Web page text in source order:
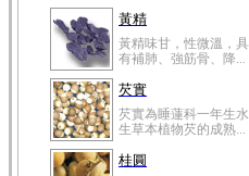
黃精
黃精味甘，性微溫，具
有補肺、強筋骨、降...
芡實
芡實為睡蓮科一年生水
生草本植物芡的成熟...
桂圓